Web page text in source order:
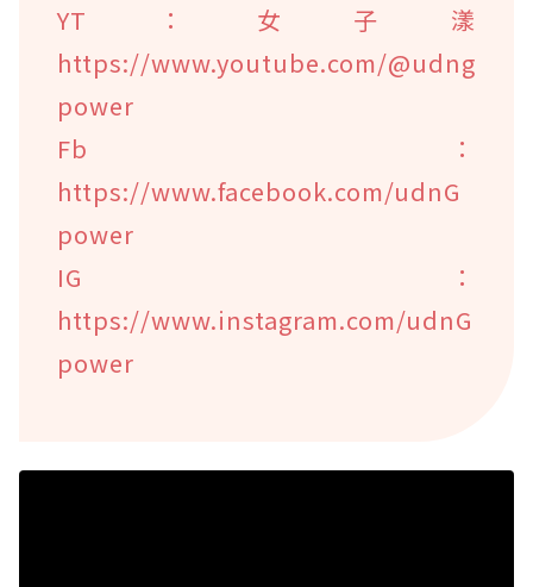
YT：女子漾
https://www.youtube.com/@udng
power
Fb：
https://www.facebook.com/udnG
power
IG：
https://www.instagram.com/udnG
power